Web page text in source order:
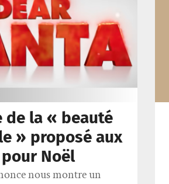
de la « beauté
» proposé aux
Noël
nous montre un